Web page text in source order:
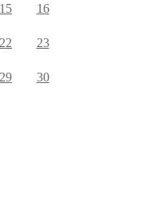
15 16
22 23
29 30